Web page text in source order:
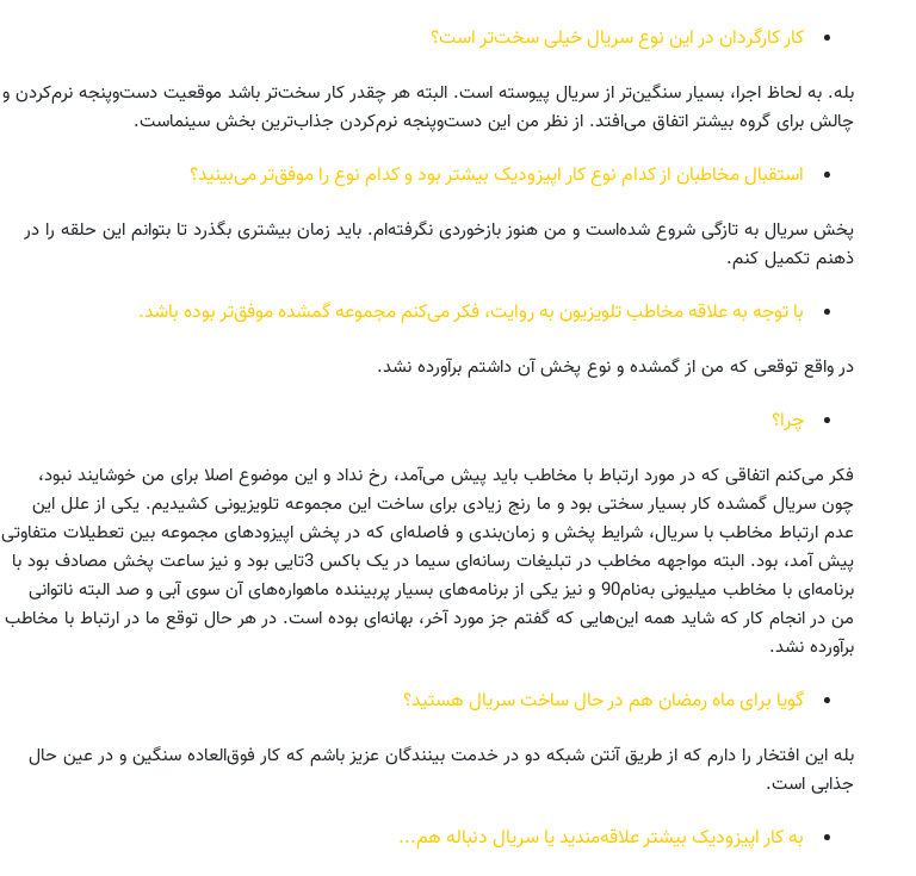
کار کارگردان در این نوع سریال خیلی سخت‌تر است؟
بله. به لحاظ اجرا، بسیار سنگین‌تر از سریال پیوسته است. البته هر چقدر کار سخت‌تر باشد موقعیت دست‌و‌پنجه نرم‌کردن و
چالش برای گروه بیشتر اتفاق می‌افتد. از نظر من این دست‌وپنجه نر‌م‌کردن جذاب‌ترین بخش سینماست.
استقبال مخاطبان از کدام نوع کار اپیزودیک بیشتر بود و کدام نوع را موفق‌تر می‌بینید؟
پخش سریال به تازگی شروع شده‌است و من هنوز بازخوردی نگرفته‌ام. باید زمان بیشتری بگذرد تا بتوانم این حلقه را در
ذهنم تکمیل کنم.
با توجه به علاقه مخاطب تلویزیون به روایت، فکر می‌کنم مجموعه گمشده موفق‌تر بوده باشد.
در واقع توقعی که من از گمشده و نوع پخش آن داشتم برآورده نشد.
چرا؟
فکر می‌کنم اتفاقی که در مورد ارتباط با مخاطب باید پیش می‌آمد، رخ نداد و این موضوع اصلا برای من خوشایند نبود،
چون سریال گمشده کار بسیار سختی بود و ما رنج زیادی برای ساخت این مجموعه تلویزیونی کشیدیم. یکی از علل این
عدم ارتباط مخاطب با سریال، شرایط پخش و زمان‌بندی و فاصله‌ای که در پخش اپیزودهای مجموعه بین تعطیلات متفاوتی
پیش آمد، بود. البته مواجهه مخاطب در تبلیغات رسانه‌ای سیما در یک باکس 3تایی بود و نیز ساعت پخش مصادف بود با
برنامه‌ای با مخاطب میلیونی به‌نام90 و نیز یکی از برنامه‌های بسیار پربیننده ماهواره‌های آن سوی آبی و صد البته ناتوانی
من در انجام کار که شاید همه این‌هایی که گفتم جز مورد آخر، بهانه‌ای بوده است. در هر حال توقع ما در ارتباط با مخاطب
برآورده نشد.
گویا برای ماه رمضان هم در حال ساخت سریال هستید؟
بله این افتخار را دارم که از طریق آنتن شبکه دو در خدمت بینندگان عزیز باشم که کار فوق‌العاده سنگین و در عین حال
جذابی است.
به کار اپیزودیک بیشتر علاقه‌مندید یا سریال دنباله هم...